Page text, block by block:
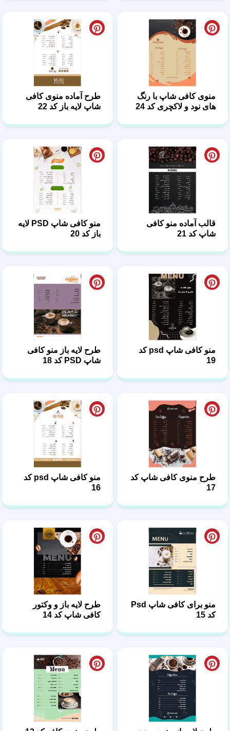
منوی کافی شاپ با رنگ
های نود و لاکچری کد 24
طرح آماده منوی کافی
شاپ لایه باز کد 22
قالب آماده منو کافی
شاپ کد 21
منو کافی شاپ PSD لایه
باز کد 20
منو کافی شاپ psd کد
19
طرح لایه باز منو کافی
شاپ PSD کد 18
طرح منوی کافی شاپ کد
17
منو کافی شاپ psd کد
16
منو برای کافی شاپ Psd
کد 15
طرح لایه باز و وکتور
کافی شاپ کد 14